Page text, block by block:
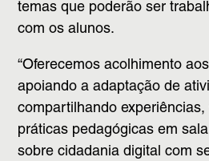
temas que poderão ser
com os alunos.
“Oferecemos acolhimento
apoiando a adaptação de
compartilhando
práticas pedagógicas em
sobre cidadania digital com